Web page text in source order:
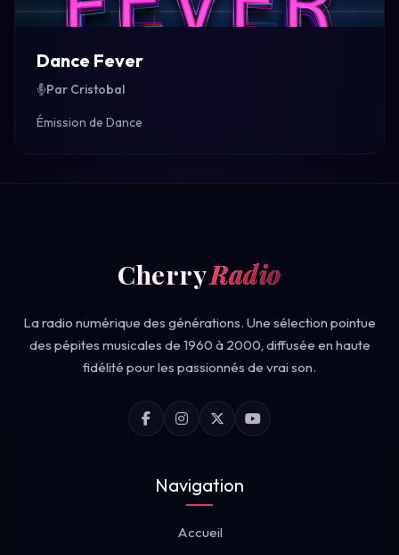
Dance Fever
Par Cristobal
Émission de Dance
CherryRadio
La radio numérique des générations. Une sélection pointue
des pépites musicales de 1960 à 2000, diffusée en haute
fidélité pour les passionnés de vrai son.
Navigation
Accueil